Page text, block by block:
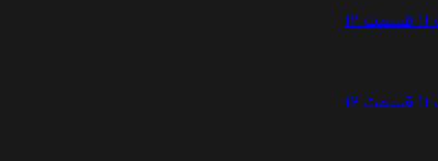
قسمت 12
قسمت 12